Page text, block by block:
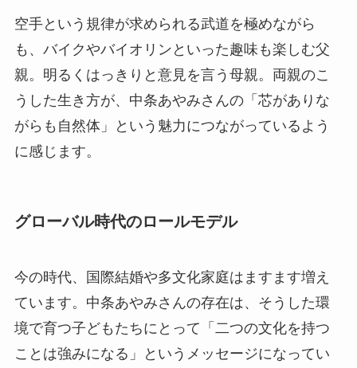
空手という規律が求められる武道を極めながら
も、バイクやバイオリンといった趣味も楽しむ父
親。明るくはっきりと意見を言う母親。両親のこ
うした生き方が、中条あやみさんの「芯がありな
がらも自然体」という魅力につながっているよう
に感じます。
グローバル時代のロールモデル
今の時代、国際結婚や多文化家庭はますます増え
ています。中条あやみさんの存在は、そうした環
境で育つ子どもたちにとって「二つの文化を持つ
ことは強みになる」というメッセージになってい